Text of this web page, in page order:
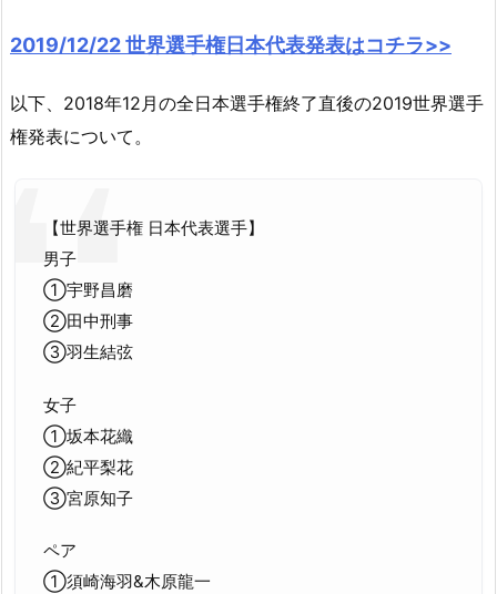
2019/12/22 世界選手権日本代表発表はコチラ>>
以下、2018年12月の全日本選手権終了直後の2019世界選手
権発表について。
【世界選手権 日本代表選手】
男子
①宇野昌磨
②田中刑事
③羽生結弦
女子
①坂本花織
②紀平梨花
③宮原知子
ペア
①須崎海羽&木原龍一